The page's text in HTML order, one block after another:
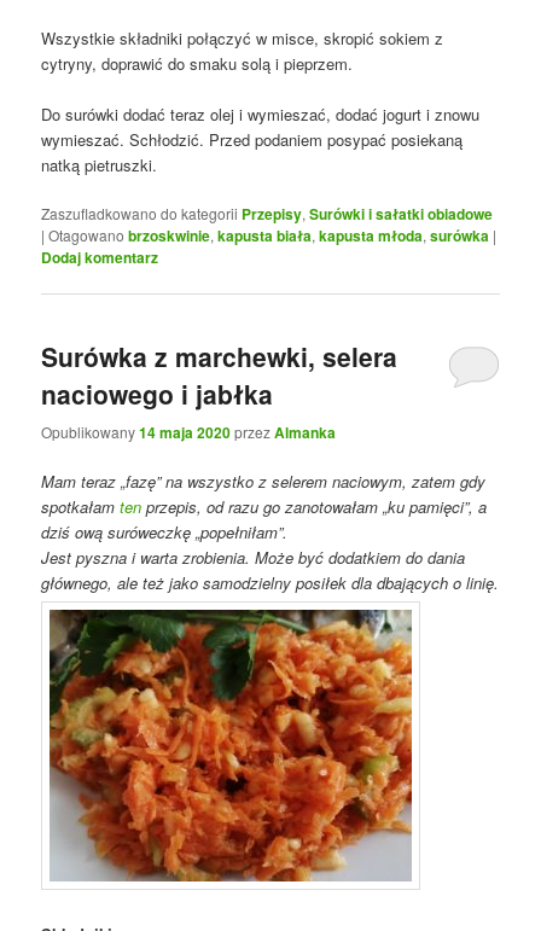
Wszystkie składniki połączyć w misce, skropić sokiem z
cytryny, doprawić do smaku solą i pieprzem.
Do surówki dodać teraz olej i wymieszać, dodać jogurt i znowu
wymieszać. Schłodzić. Przed podaniem posypać posiekaną
natką pietruszki.
Zaszufladkowano do kategorii Przepisy,Surówki i sałatki obiadowe
|Otagowano brzoskwinie,kapusta biała,kapusta młoda,surówka |
Dodaj komentarz
Surówka z marchewki, selera
naciowego i jabłka
Opublikowany14 maja 2020przezAlmanka
Mam teraz „fazę” na wszystko z selerem naciowym, zatem gdy
spotkałamten przepis, od razu go zanotowałam „ku pamięci”, a
dziś ową suróweczkę „popełniłam”.
Jest pyszna i warta zrobienia. Może być dodatkiem do dania
głównego, ale też jako samodzielny posiłek dla dbających o linię.